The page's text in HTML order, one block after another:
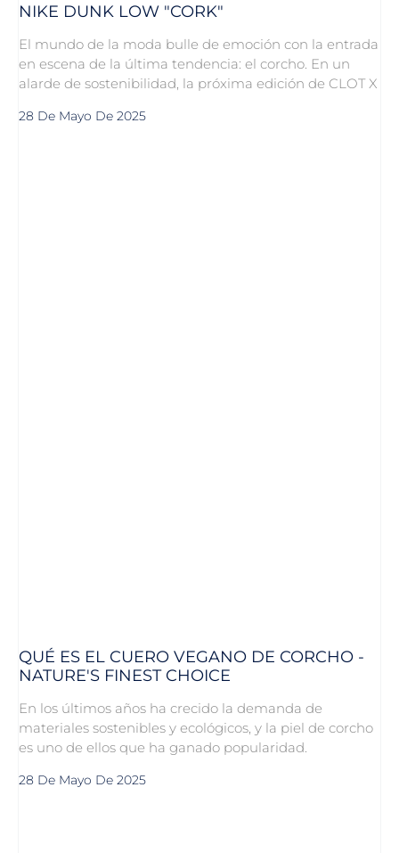
NIKE DUNK LOW "CORK"
El mundo de la moda bulle de emoción con la entrada
en escena de la última tendencia: el corcho. En un
alarde de sostenibilidad, la próxima edición de CLOT X
28 De Mayo De 2025
QUÉ ES EL CUERO VEGANO DE CORCHO -
NATURE'S FINEST CHOICE
En los últimos años ha crecido la demanda de
materiales sostenibles y ecológicos, y la piel de corcho
es uno de ellos que ha ganado popularidad.
28 De Mayo De 2025